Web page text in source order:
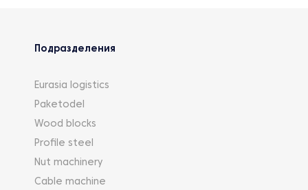
Подразделения
Eurasia logistics
Paketodel
Wood blocks
Profile steel
Nut machinery
Cable machine